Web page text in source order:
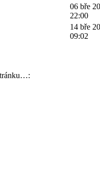
06 bře
22:00
14 bře
09:02